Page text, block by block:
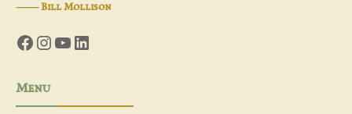
―Bill Mollison
Facebook
Instagram
YouTube
LinkedIn
Menu